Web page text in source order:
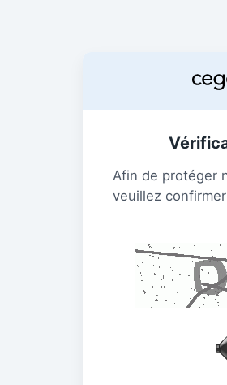
Afin de protéger
veuillez